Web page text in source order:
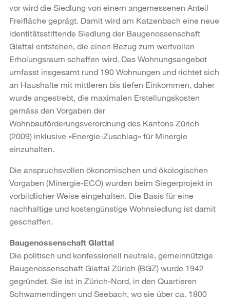
vor wird die Siedlung von einem angemessenen Anteil
Freifläche geprägt. Damit wird am Katzenbach eine neue
identitätsstiftende Siedlung der Baugenossenschaft
Glattal entstehen, die einen Bezug zum wertvollen
Erholungsraum schaffen wird. Das Wohnungsangebot
umfasst insgesamt rund 190 Wohnungen und richtet sich
an Haushalte mit mittleren bis tiefen Einkommen, daher
wurde angestrebt, die maximalen Erstellungskosten
gemäss den Vorgaben der
Wohnbauförderungsverordnung des Kantons Zürich
(2009) inklusive «Energie-Zuschlag» für Minergie
einzuhalten.
Die anspruchsvollen ökonomischen und ökologischen
Vorgaben (Minergie-ECO) wurden beim Siegerprojekt in
vorbildlicher Weise eingehalten. Die Basis für eine
nachhaltige und kostengünstige Wohnsiedlung ist damit
geschaffen.
Baugenossenschaft Glattal
Die politisch und konfessionell neutrale, gemeinnützige
Baugenossenschaft Glattal Zürich (BGZ) wurde 1942
gegründet. Sie ist in Zürich-Nord, in den Quartieren
Schwamendingen und Seebach, wo sie über ca. 1800